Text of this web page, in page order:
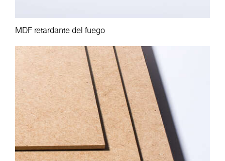
MDF retardante del fuego